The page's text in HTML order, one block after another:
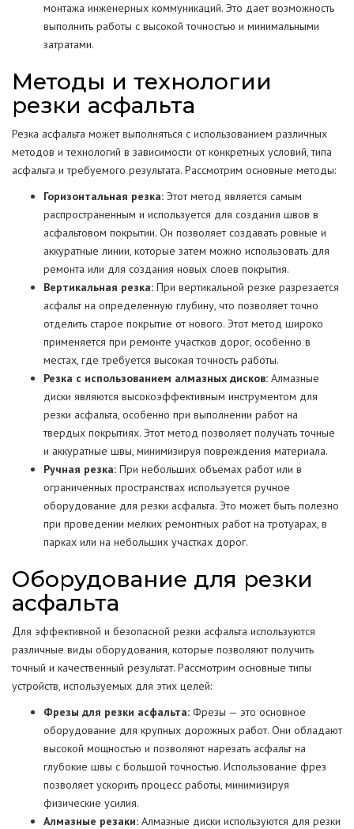
монтажа инженерных коммуникаций. Это дает возможность
выполнить работы с высокой точностью и минимальными
затратами.
Методы и технологии
резки асфальта
Резка асфальта может выполняться с использованием различных
методов и технологий в зависимости от конкретных условий, типа
асфальта и требуемого результата. Рассмотрим основные методы:
Горизонтальная резка: Этот метод является самым
распространенным и используется для создания швов в
асфальтовом покрытии. Он позволяет создавать ровные и
аккуратные линии, которые затем можно использовать для
ремонта или для создания новых слоев покрытия.
Вертикальная резка: При вертикальной резке разрезается
асфальт на определенную глубину, что позволяет точно
отделить старое покрытие от нового. Этот метод широко
применяется при ремонте участков дорог, особенно в
местах, где требуется высокая точность работы.
Резка с использованием алмазных дисков: Алмазные
диски являются высокоэффективным инструментом для
резки асфальта, особенно при выполнении работ на
твердых покрытиях. Этот метод позволяет получать точные
и аккуратные швы, минимизируя повреждения материала.
Ручная резка: При небольших объемах работ или в
ограниченных пространствах используется ручное
оборудование для резки асфальта. Это может быть полезно
при проведении мелких ремонтных работ на тротуарах, в
парках или на небольших участках дорог.
Оборудование для резки
асфальта
Для эффективной и безопасной резки асфальта используются
различные виды оборудования, которые позволяют получить
точный и качественный результат. Рассмотрим основные типы
устройств, используемых для этих целей:
Фрезы для резки асфальта: Фрезы — это основное
оборудование для крупных дорожных работ. Они обладают
высокой мощностью и позволяют нарезать асфальт на
глубокие швы с большой точностью. Использование фрез
позволяет ускорить процесс работы, минимизируя
физические усилия.
Алмазные резаки: Алмазные диски используются для резки